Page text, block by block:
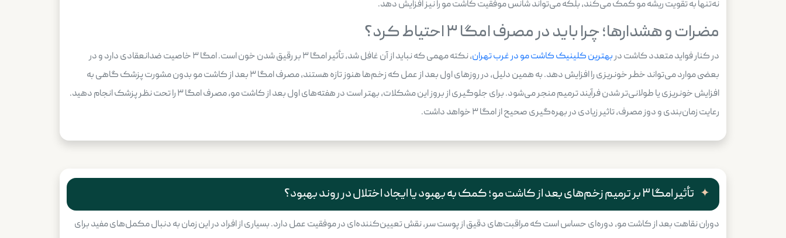
نه‌تنها به تقویت ریشه مو کمک می‌کند، بلکه می‌تواند شانس موفقیت کاشت مو را نیز افزایش دهد.
مضرات و هشدارها؛ چرا باید در مصرف امگا ۳ احتیاط کرد؟
در کنار فواید متعدد کاشت دربهترین کلینیک کاشت مو در غرب تهران
، نکته مهمی که نباید از آن غافل شد، تأثیر امگا ۳ بر رقیق شدن خون است. امگا ۳ خاصیت ضدانعقادی دارد و در
بعضی موارد می‌تواند خطر خونریزی را افزایش دهد. به همین دلیل، در روزهای اول بعد از عمل که زخم‌ها هنوز تازه هستند، مصرف امگا ۳ بعد از کاشت مو بدون مشورت پزشک گاهی به
افزایش خونریزی یا طولانی‌تر شدن فرآیند ترمیم منجر می‌شود. برای جلوگیری از بروز این مشکلات، بهتر است در هفته‌های اول بعد از کاشت مو، مصرف امگا ۳ را تحت نظر پزشک انجام دهید.
رعایت زمان‌بندی و دوز مصرف، تاثیر زیادی در بهره‌گیری صحیح از امگا ۳ خواهد داشت.
تأثیر امگا ۳ بر ترمیم زخم‌های بعد از کاشت مو؛ کمک به بهبود یا ایجاد اختلال در روند بهبود؟
دوران نقاهت بعد از کاشت مو، دوره‌ای حساس است که مراقبت‌های دقیق از پوست سر، نقش تعیین‌کننده‌ای در موفقیت عمل دارد. بسیاری از افراد در این زمان به دنبال مکمل‌های مفید برای